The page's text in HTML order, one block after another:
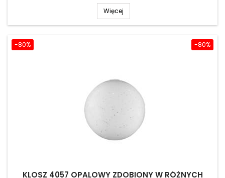
Więcej
-80%
-80%
KLOSZ 4057 OPALOWY ZDOBIONY W RÓŻNYCH